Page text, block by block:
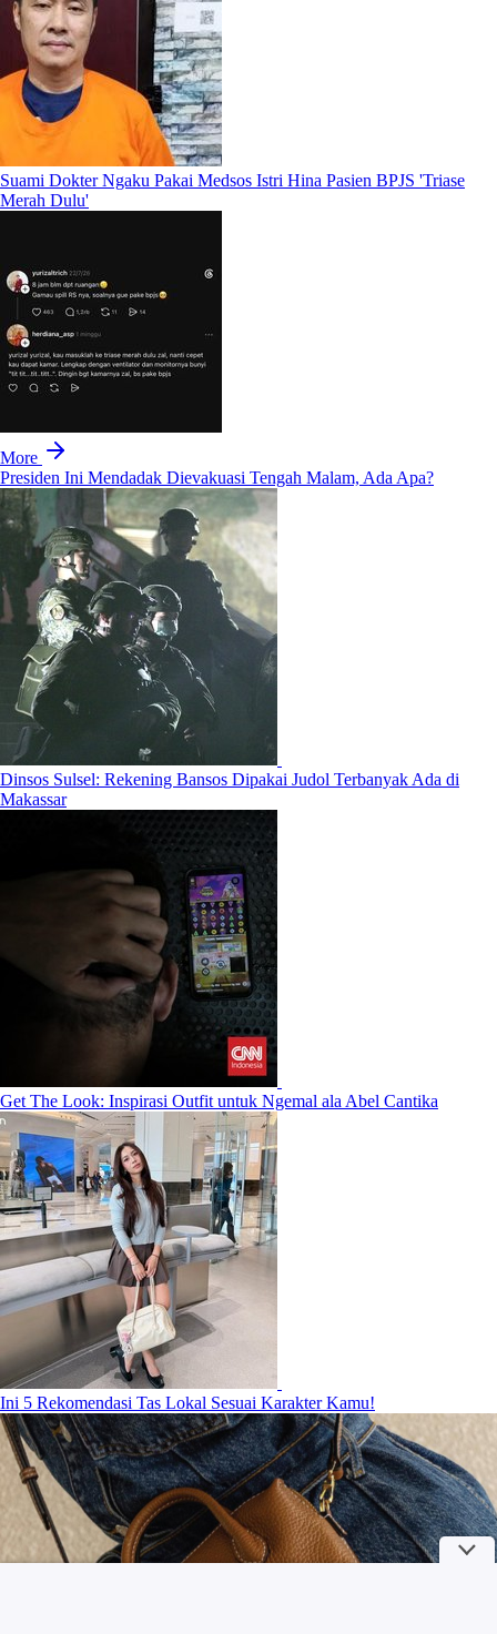
Suami Dokter Ngaku Pakai Medsos Istri Hina Pasien BPJS 'Triase
Merah Dulu'
More
Presiden Ini Mendadak Dievakuasi Tengah Malam, Ada Apa?
Dinsos Sulsel: Rekening Bansos Dipakai Judol Terbanyak Ada di
Makassar
Get The Look: Inspirasi Outfit untuk Ngemal ala Abel Cantika
Ini 5 Rekomendasi Tas Lokal Sesuai Karakter Kamu!